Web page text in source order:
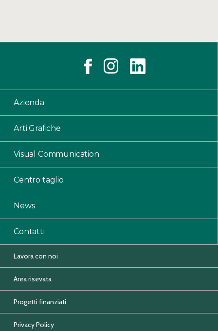
Azienda
Arti Grafiche
Visual Communication
Centro taglio
News
Contatti
Lavora con noi
Area risevata
Progetti finanziati
Privacy Policy